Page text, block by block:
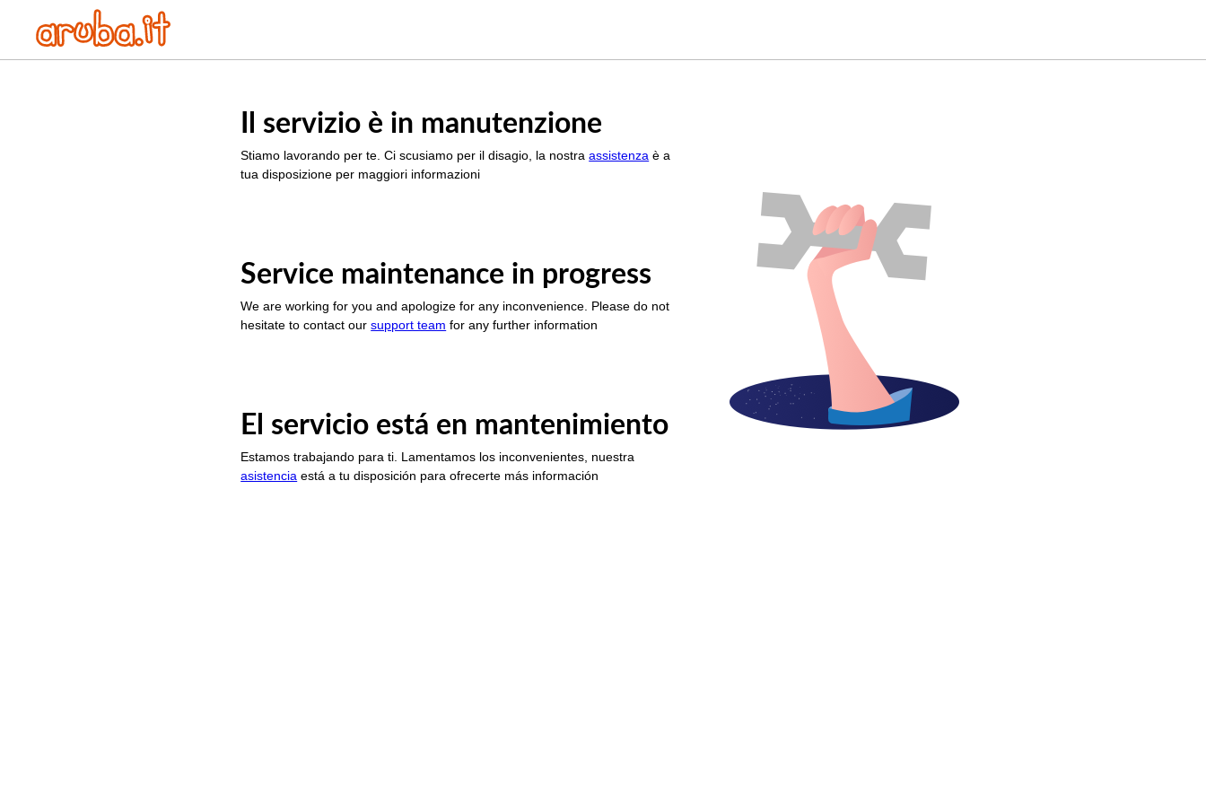
Il servizio è in manutenzione
Stiamo lavorando per te. Ci scusiamo per il disagio, la nostraassistenza è a
tua disposizione per maggiori informazioni
Service maintenance in progress
We are working for you and apologize for any inconvenience. Please do not
hesitate to contact oursupport team for any further information
El servicio está en mantenimiento
Estamos trabajando para ti. Lamentamos los inconvenientes, nuestra
asistencia está a tu disposición para ofrecerte más información